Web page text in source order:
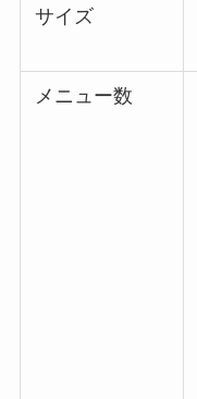
サイズ
メニュー数